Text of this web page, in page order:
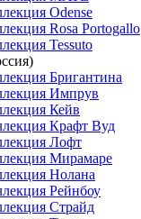
Odense
Rosa Portogallo
Tessuto
Бригантина
Импрув
Кейв
Крафт Вуд
Лофт
Мирамаре
Нолана
Рейнбоу
Страйд